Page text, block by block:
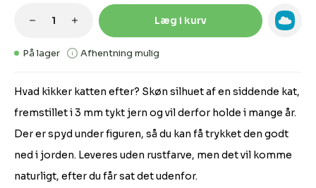
Hvad kikker katten efter? Skøn silhuet af en siddende kat,
fremstillet i 3 mm tykt jern og vil derfor holde i mange år.
Der er spyd under figuren, så du kan få trykket den godt
ned i jorden. Leveres uden rustfarve, men det vil komme
naturligt, efter du får sat det udenfor.
På lager Afhentning mulig
Produktmængde: Indtast den
Læg i kurv